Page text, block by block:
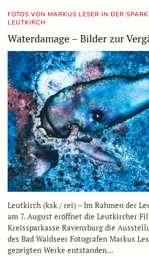
FOTOS VON MARKUS LESER IN DER
LEUTKIRCH
Waterdamage – Bilder zur
Leutkirch (ksk / rei) – Im Rahmen der
am 7. August eröffnet die Leutkircher
Kreissparkasse Ravensburg die
des Bad Waldseer Fotografen Markus
gezeigten Werke entstanden…